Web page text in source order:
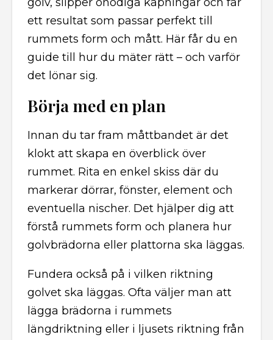
ett resultat som passar perfekt till
rummets form och mått. Här får du en
guide till hur du mäter rätt – och varför
det lönar sig.
Börja med en plan
Innan du tar fram måttbandet är det
klokt att skapa en överblick över
rummet. Rita en enkel skiss där du
markerar dörrar, fönster, element och
eventuella nischer. Det hjälper dig att
förstå rummets form och planera hur
golvbrädorna eller plattorna ska läggas.
Fundera också på i vilken riktning
golvet ska läggas. Ofta väljer man att
lägga brädorna i rummets
längdriktning eller i ljusets riktning från